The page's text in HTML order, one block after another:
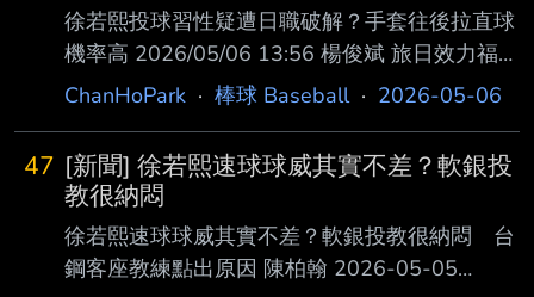
徐若熙投球習性疑遭日職破解？手套往後拉直球
機率高 2026/05/06 13:56 楊俊斌 旅日效力福岡
軟銀鷹（Fukuoka SoftBank Hawks）的台灣投
遇震撼教育，4日對西武獅（Saitama Seibu
Lions）先發僅投4局便被 敲14安，包括2發全壘
打，狂失7分，連續兩場先發遭對手重擊，球團
隨後決定將他下放二 軍，進行無限期調整。 徐
若熙自4月中旬面對歐力士猛牛（Orix
ChanHoPark · 棒球 Baseball· 2026-05-06
47 [新聞] 徐若熙速球球威其實不差？軟銀投
教很納悶
徐若熙速球球威其實不差？軟銀投教很納悶 台
鋼客座教練點出原因 陳柏翰 2026-05-05